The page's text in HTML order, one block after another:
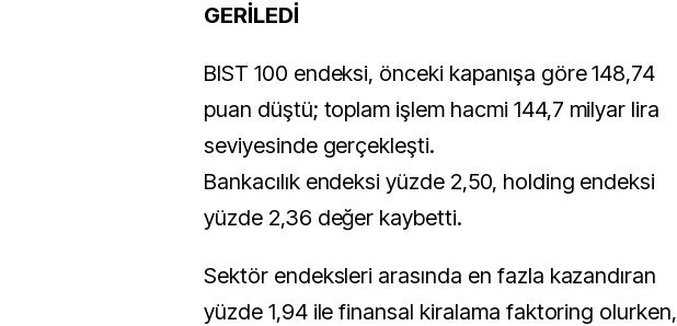
GERİLEDİ
BIST 100 endeksi, önceki kapanışa göre 148,74
puan düştü; toplam işlem hacmi 144,7 milyar lira
seviyesinde gerçekleşti.
Bankacılık endeksi yüzde 2,50, holding endeksi
yüzde 2,36 değer kaybetti.
Sektör endeksleri arasında en fazla kazandıran
yüzde 1,94 ile finansal kiralama faktoring olurken,